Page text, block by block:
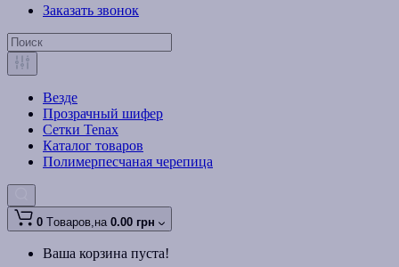
Заказать звонок
Везде
Прозрачный шифер
Сетки Tenax
Каталог товаров
Полимерпесчаная черепица
0 Tоваров,на 0.00 грн
Ваша корзина пуста!